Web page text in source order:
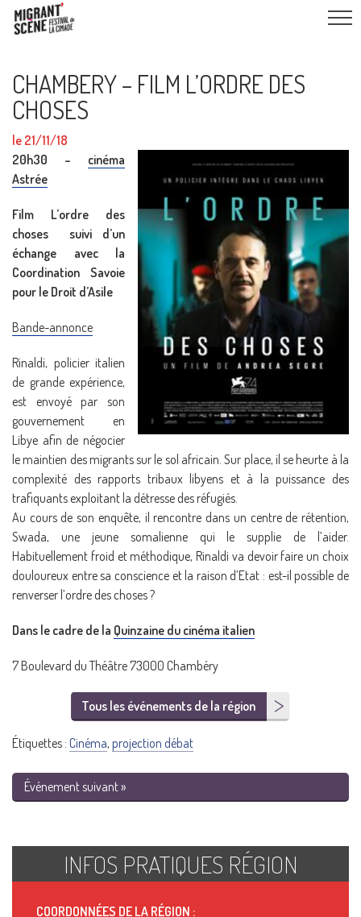
CHAMBERY – FILM L’ORDRE DES
CHOSES
le 21/11/18
20h30 – cinéma
Astrée
Film L’ordre des
choses suivi d’un
échange avec la
Coordination Savoie
pour le Droit d’Asile
Bande-annonce
Rinaldi, policier italien
de grande expérience,
est envoyé par son
gouvernement en
Libye afin de négocier
le maintien des migrants sur le sol africain. Sur place, il se heurte à la
complexité des rapports tribaux libyens et à la puissance des
trafiquants exploitant la détresse des réfugiés.
Au cours de son enquête, il rencontre dans un centre de rétention,
Swada, une jeune somalienne qui le supplie de l’aider.
Habituellement froid et méthodique, Rinaldi va devoir faire un choix
douloureux entre sa conscience et la raison d’Etat : est-il possible de
renverser l’ordre des choses ?
Dans le cadre de la Quinzaine du cinéma italien
7 Boulevard du Théâtre 73000 Chambéry
Tous les événements de la région
Étiquettes : Cinéma, projection débat
Événement suivant »
INFOS PRATIQUES RÉGION
COORDONNÉES DE LA RÉGION :